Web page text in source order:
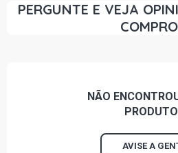
PERGUNTE E VEJA
NÃO
AVISE A